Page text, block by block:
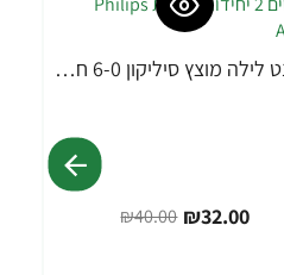
אוונט לילה מוצץ סיליקון 6-0 חודשים 2 יחידות - מבית Philips Avent
₪32.00
₪40.00